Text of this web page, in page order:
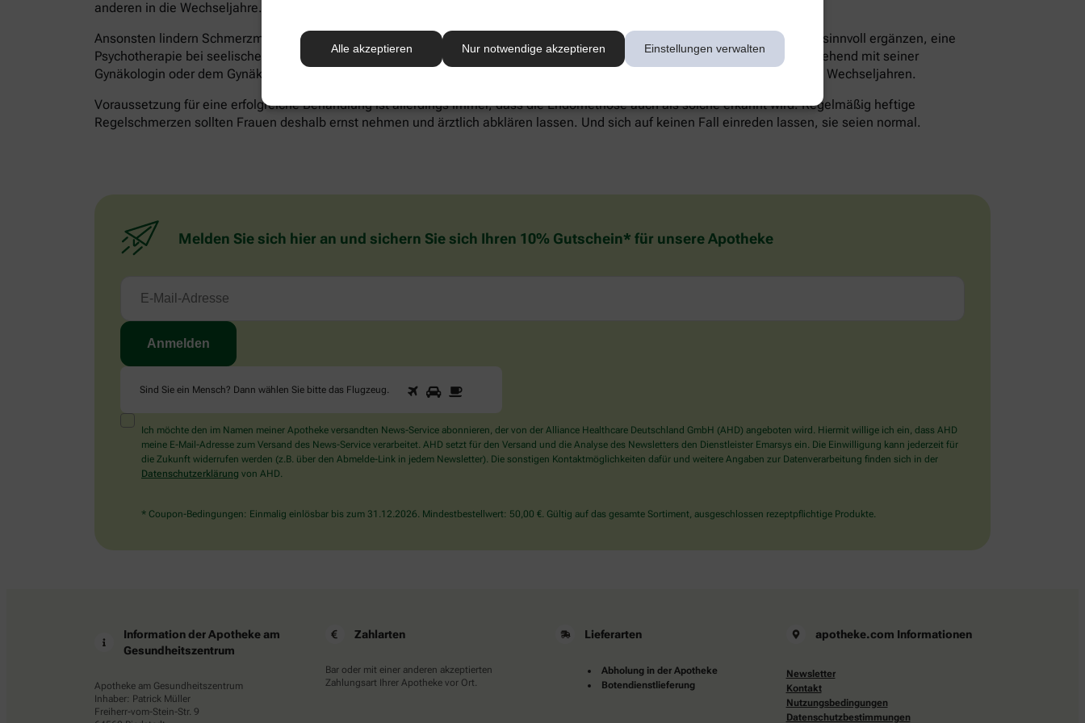
Alle akzeptieren Nur notwendige akzeptieren Einstellungen verwalten
anderen in die Wechseljahre.
Ansonsten lindern Schmerzmittel akute Beschwerden, alternative Methoden wie Entspannungstechniken können die Therapie sinnvoll ergänzen, eine
Psychotherapie bei seelischen Belastungen hilfreich sein. Welche Behandlung die individuell richtige ist, sollte man daher eingehend mit seiner
Gynäkologin oder dem Gynäkologen besprechen. Wichtig zu wissen: In den meisten Fällen verschwinden die Probleme mit den Wechseljahren.
Voraussetzung für eine erfolgreiche Behandlung ist allerdings immer, dass die Endometriose auch als solche erkannt wird. Regelmäßig heftige
Regelschmerzen sollten Frauen deshalb ernst nehmen und ärztlich abklären lassen. Und sich auf keinen Fall einreden lassen, sie seien normal.
Melden Sie sich hier an und sichern Sie sich Ihren 10% Gutschein* für unsere Apotheke
Sind Sie ein Mensch? Dann wählen Sie bitte das Flugzeug
Sind
Sie
Mensch?
Dann
wählen
Flugzeug.
1 2
Ich möchte den im Namen meiner Apotheke versandten News-Service abonnieren, der von der Alliance Healthcare Deutschland GmbH (AHD) angeboten wird. Hiermit willige ich ein, dass AHD
meine E-Mail-Adresse zum Versand des News-Service verarbeitet. AHD setzt für den Versand und die Analyse des Newsletters den Dienstleister Emarsys ein. Die Einwilligung kann jederzeit für
die Zukunft widerrufen werden (z.B. über den Abmelde-Link in jedem Newsletter). Die sonstigen Kontaktmöglichkeiten dafür und weitere Angaben zur Datenverarbeitung finden sich in der
Datenschutzerklärung von AHD.
* Coupon-Bedingungen: Einmalig einlösbar bis zum 31.12.2026. Mindestbestellwert: 50,00 €. Gültig auf das gesamte Sortiment, ausgeschlossen rezeptpflichtige Produkte.
Information der Apotheke am
Gesundheitszentrum
Apotheke am Gesundheitszentrum
Inhaber: Patrick Müller
Freiherr-vom-Stein-Str. 9
Zahlarten
Bar oder mit einer anderen akzeptierten
Zahlungsart Ihrer Apotheke vor Ort.
Lieferarten
Abholung in der Apotheke
Botendienstlieferung
apotheke.com Informationen
Newsletter
Kontakt
Nutzungsbedingungen
Datenschutzbestimmungen